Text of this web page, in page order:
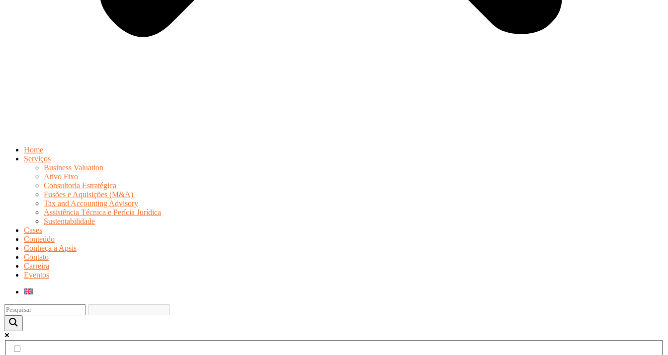
Home
Serviços
Business Valuation
Ativo Fixo
Consultoria Estratégica
Fusões e Aquisições (M&A)
Tax and Accounting Advisory
Assistência Técnica e Perícia Jurídica
Sustentabilidade
Cases
Conteúdo
Conheça a Apsis
Contato
Carreira
Eventos